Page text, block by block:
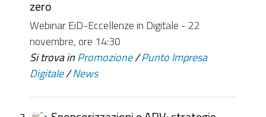
zero
Webinar EiD-Eccellenze in Digitale - 22
novembre, ore 14:30
Si trova in Promozione /Punto Impresa
Digitale /News